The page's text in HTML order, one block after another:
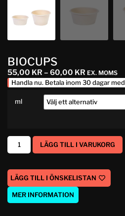
BIOCUPS
55,00 KR – 60,00 KR EX. MOMS
Handla nu. Betala inom 30 dagar med
ml
LÄGG TILL I VARUKORG
LÄGG TILL I ÖNSKELISTAN
MER INFORMATION